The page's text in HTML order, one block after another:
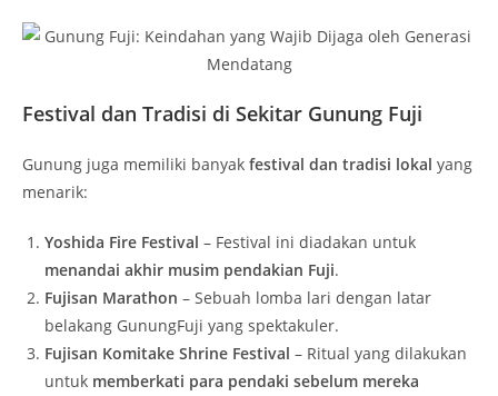
Festival dan Tradisi di Sekitar Gunung Fuji
Gunung juga memiliki banyak festival dan tradisi lokal yang
menarik:
Yoshida Fire Festival – Festival ini diadakan untuk
menandai akhir musim pendakian Fuji.
Fujisan Marathon – Sebuah lomba lari dengan latar
belakang GunungFuji yang spektakuler.
Fujisan Komitake Shrine Festival – Ritual yang dilakukan
untuk memberkati para pendaki sebelum mereka